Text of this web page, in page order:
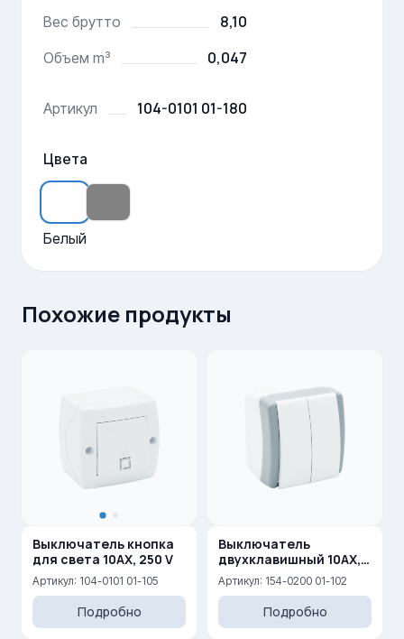
Вес брутто 8,10
Объем m³ 0,047
Артикул 104-0101 01-180
Цвета
Белый
Похожие продукты
Выключатель кнопка
для света 10AX, 250 V
Артикул: 104-0101 01-105
Подробно
Выключатель
двухклавишный 10AX,
250 V
Артикул: 154-0200 01-102
Подробно